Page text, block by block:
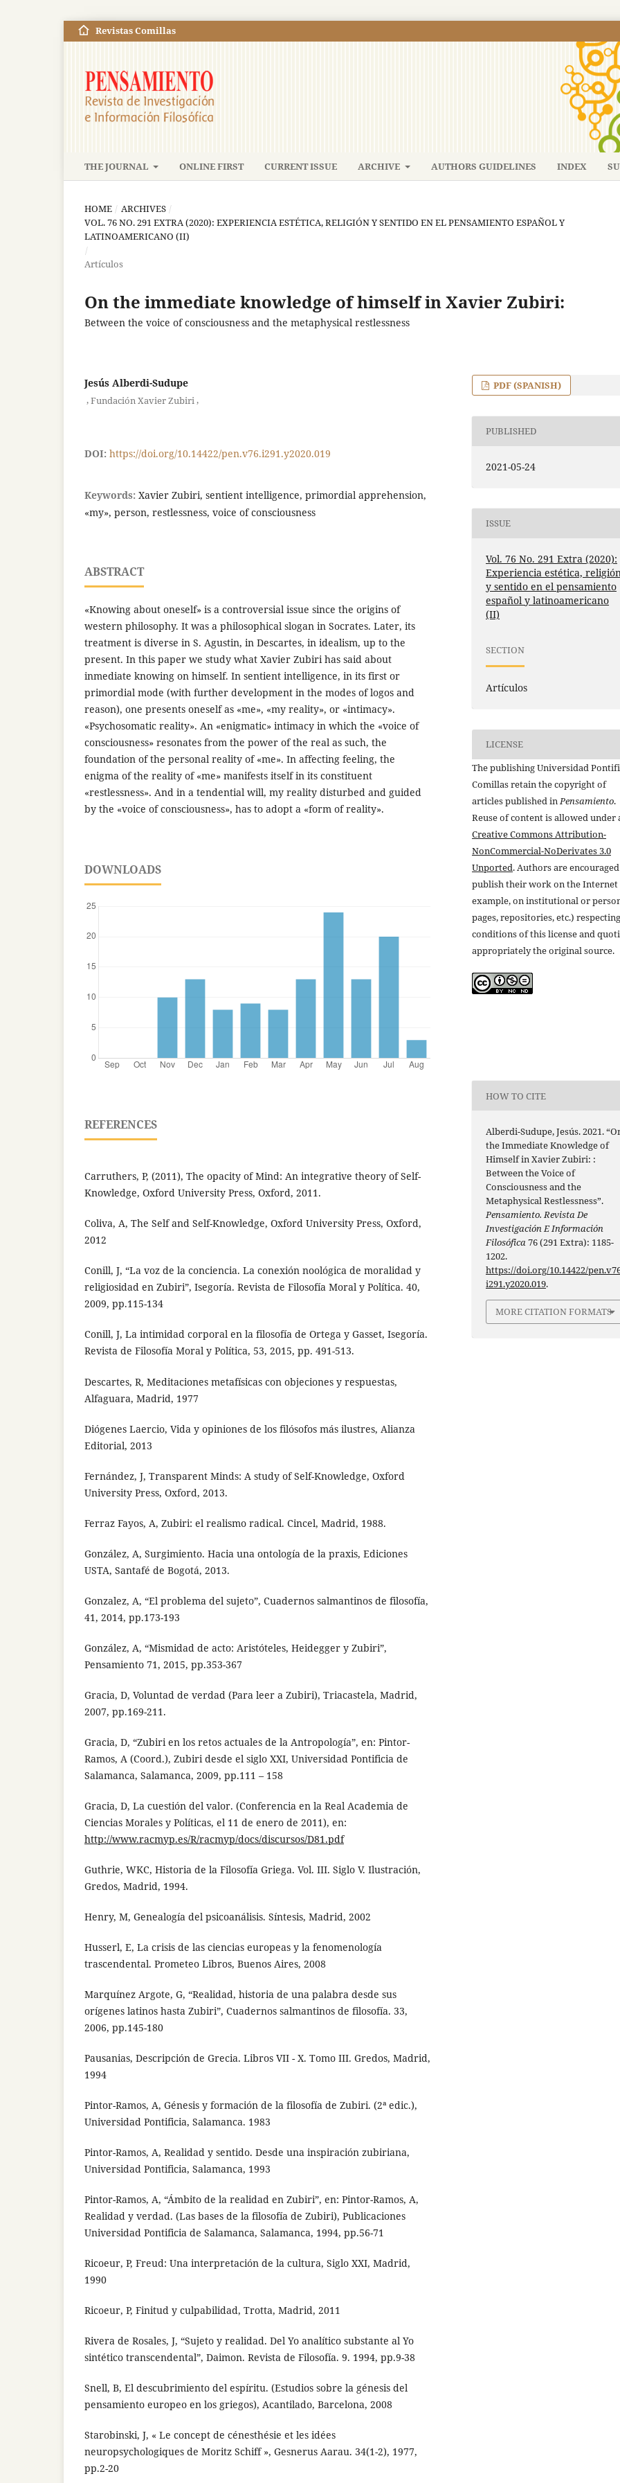
THE JOURNAL ONLINE FIRST CURRENT ISSUE ARCHIVE AUTHORS GUIDELINES INDEX
Revistas Comillas
HOME / ARCHIVES /
VOL. 76 NO. 291 EXTRA (2020): EXPERIENCIA ESTÉTICA, RELIGIÓN Y SENTIDO EN EL PENSAMIENTO ESPAÑOL Y
LATINOAMERICANO (II)
/
Artículos
On the immediate knowledge of himself in Xavier Zubiri:
Between the voice of consciousness and the metaphysical restlessness
Jesús Alberdi-Sudupe
,Fundación Xavier Zubiri,
DOI: https://doi.org/10.14422/pen.v76.i291.y2020.019
Keywords: Xavier Zubiri, sentient intelligence, primordial apprehension,
«my», person, restlessness, voice of consciousness
ABSTRACT
«Knowing about oneself» is a controversial issue since the origins of
western philosophy. It was a philosophical slogan in Socrates. Later, its
treatment is diverse in S. Agustin, in Descartes, in idealism, up to the
present. In this paper we study what Xavier Zubiri has said about
inmediate knowing on himself. In sentient intelligence, in its first or
primordial mode (with further development in the modes of logos and
reason), one presents oneself as «me», «my reality», or «intimacy».
«Psychosomatic reality». An «enigmatic» intimacy in which the «voice of
consciousness» resonates from the power of the real as such, the
foundation of the personal reality of «me». In affecting feeling, the
enigma of the reality of «me» manifests itself in its constituent
«restlessness». And in a tendential will, my reality disturbed and guided
by the «voice of consciousness», has to adopt a «form of reality».
DOWNLOADS
REFERENCES
Carruthers, P, (2011), The opacity of Mind: An integrative theory of Self-
Knowledge, Oxford University Press, Oxford, 2011.
Coliva, A, The Self and Self-Knowledge, Oxford University Press, Oxford,
2012
Conill, J, “La voz de la conciencia. La conexión noológica de moralidad y
religiosidad en Zubiri”, Isegoría. Revista de Filosofía Moral y Política. 40,
2009, pp.115-134
Conill, J, La intimidad corporal en la filosofía de Ortega y Gasset, Isegoría.
Revista de Filosofía Moral y Política, 53, 2015, pp. 491-513.
Descartes, R, Meditaciones metafísicas con objeciones y respuestas,
Alfaguara, Madrid, 1977
Diógenes Laercio, Vida y opiniones de los filósofos más ilustres, Alianza
Editorial, 2013
Fernández, J, Transparent Minds: A study of Self-Knowledge, Oxford
University Press, Oxford, 2013.
Ferraz Fayos, A, Zubiri: el realismo radical. Cincel, Madrid, 1988.
González, A, Surgimiento. Hacia una ontología de la praxis, Ediciones
USTA, Santafé de Bogotá, 2013.
Gonzalez, A, “El problema del sujeto”, Cuadernos salmantinos de filosofía,
41, 2014, pp.173-193
González, A, “Mismidad de acto: Aristóteles, Heidegger y Zubiri”,
Pensamiento 71, 2015, pp.353-367
Gracia, D, Voluntad de verdad (Para leer a Zubiri), Triacastela, Madrid,
2007, pp.169-211.
Gracia, D, “Zubiri en los retos actuales de la Antropología”, en: Pintor-
Ramos, A (Coord.), Zubiri desde el siglo XXI, Universidad Pontificia de
Salamanca, Salamanca, 2009, pp.111 – 158
Gracia, D, La cuestión del valor. (Conferencia en la Real Academia de
Ciencias Morales y Políticas, el 11 de enero de 2011), en:
http://www.racmyp.es/R/racmyp/docs/discursos/D81.pdf
Guthrie, WKC, Historia de la Filosofía Griega. Vol. III. Siglo V. Ilustración,
Gredos, Madrid, 1994.
Henry, M, Genealogía del psicoanálisis. Síntesis, Madrid, 2002
Husserl, E, La crisis de las ciencias europeas y la fenomenología
trascendental. Prometeo Libros, Buenos Aires, 2008
Marquínez Argote, G, “Realidad, historia de una palabra desde sus
orígenes latinos hasta Zubiri”, Cuadernos salmantinos de filosofía. 33,
2006, pp.145-180
Pausanias, Descripción de Grecia. Libros VII - X. Tomo III. Gredos, Madrid,
1994
Pintor-Ramos, A, Génesis y formación de la filosofía de Zubiri. (2ª edic.),
Universidad Pontificia, Salamanca. 1983
Pintor-Ramos, A, Realidad y sentido. Desde una inspiración zubiriana,
Universidad Pontificia, Salamanca, 1993
Pintor-Ramos, A, “Ámbito de la realidad en Zubiri”, en: Pintor-Ramos, A,
Realidad y verdad. (Las bases de la filosofía de Zubiri), Publicaciones
Universidad Pontificia de Salamanca, Salamanca, 1994, pp.56-71
Ricoeur, P, Freud: Una interpretación de la cultura, Siglo XXI, Madrid,
1990
Ricoeur, P, Finitud y culpabilidad, Trotta, Madrid, 2011
Rivera de Rosales, J, “Sujeto y realidad. Del Yo analítico substante al Yo
sintético transcendental”, Daimon. Revista de Filosofía. 9. 1994, pp.9-38
Snell, B, El descubrimiento del espíritu. (Estudios sobre la génesis del
pensamiento europeo en los griegos), Acantilado, Barcelona, 2008
Starobinski, J, « Le concept de cénesthésie et les idées
neuropsychologiques de Moritz Schiff », Gesnerus Aarau. 34(1-2), 1977,
pp.2-20
PDF (SPANISH)
PUBLISHED
2021-05-24
ISSUE
Vol. 76 No. 291 Extra (2020):
Experiencia estética,
y sentido en el pensamiento
español y latinoamericano
(II)
SECTION
Artículos
LICENSE
The publishing Universidad
Comillas retain the copyright of
articles published inPensamiento.
Reuse of content is allowed under
Creative Commons Attribution-
NonCommercial-NoDerivates 3.0
Unported. Authors are
publish their work on the
example, on institutional or
pages, repositories, etc.)
conditions of this license and
appropriately the original source.
HOW TO CITE
Alberdi-Sudupe, Jesús. 2021.
the Immediate Knowledge of
Himself in Xavier Zubiri: :
Between the Voice of
Consciousness and the
Metaphysical Restlessness”.
Pensamiento. Revista De
Investigación E Información
Filosófica76 (291 Extra): 1185-
1202.
https://doi.org/10.14422/
i291.y2020.019.
MORE CITATION FORMATS